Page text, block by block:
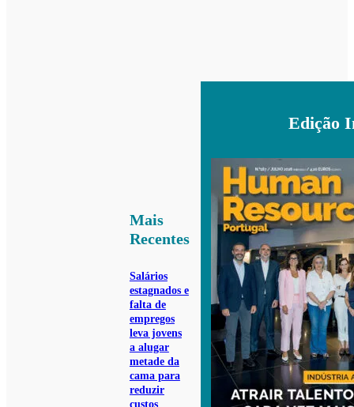
Mais
Recentes
Salários
estagnados e
falta de
empregos
leva jovens
a alugar
metade da
cama para
reduzir
custos
Edição